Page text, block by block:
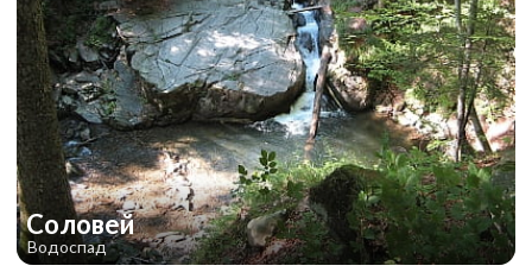
Соловей
Водоспад